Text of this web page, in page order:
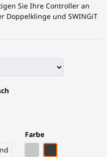
Sie Ihre Controller an
Doppelklinge und SWINGiT
Farbe